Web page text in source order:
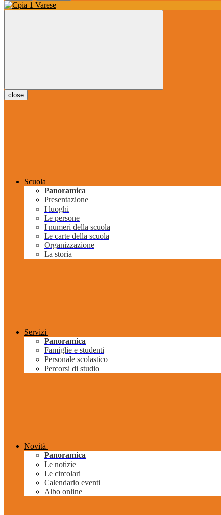
close
Scuola
Panoramica
Presentazione
I luoghi
Le persone
I numeri della scuola
Le carte della scuola
Organizzazione
La storia
Servizi
Panoramica
Famiglie e studenti
Personale scolastico
Percorsi di studio
Novità
Panoramica
Le notizie
Le circolari
Calendario eventi
Albo online